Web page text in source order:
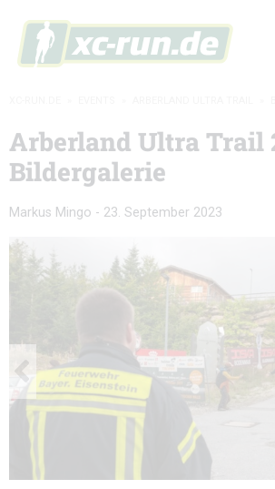
Arberland Ultra Trail
Bildergalerie
Markus Mingo - 23. September 2023